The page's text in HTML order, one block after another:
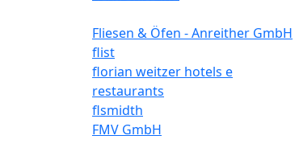
Fliesen & Öfen - Anreither GmbH
flist
florian weitzer hotels e
restaurants
flsmidth
FMV GmbH